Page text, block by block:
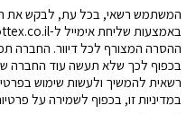
המשתמש רשאי, בכל עת, לבקש את
באמצעות שליחת אימייל ל-
ההסרה המצורף לכל דיוור. החברה
בכפוף לכך שלא תעשה עוד החברה
רשאית להמשיך ולעשות שימוש
במדיניות זו, בכפוף לשמירה על